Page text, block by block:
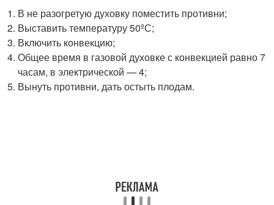
В не разогретую духовку поместить противни;
Выставить температуру 50ºС;
Включить конвекцию;
Общее время в газовой духовке с конвекцией равно 7
часам, в электрической — 4;
Вынуть противни, дать остыть плодам.